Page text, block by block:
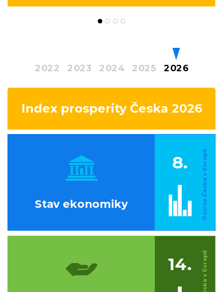
2022 2023 2024 2025 2026
Index prosperity Česka 2026
Stav ekonomiky
8.
14.